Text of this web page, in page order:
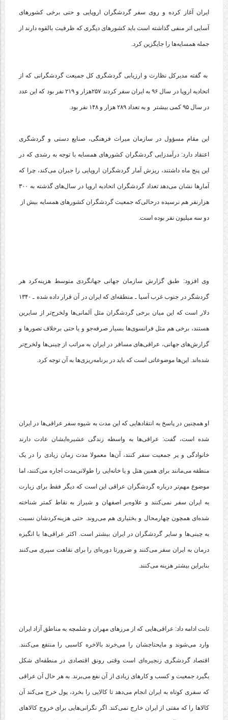
ایران آغاز کرده و روی سفر گردشگران اروپایی و حتی برخی کشورهای
آسایی اثر منفی گذاشته است باید کشورهای دیگری که ظرفیت بالقوه دارند از
جمله همسایه‌ها را جایگزین کرد.
به گفته مدیرکل نظارت و ارزیابی گردشگری ‌کل جمیعت گردشگرانی که از
اتحادیه اروپا در سال ۹۶ به ایران سفر کردند ۲۵۷هزار و ۲۱۹ نفر بود که این عدد
در سال ۹۵ کمی بیشتر و به تعداد ۲۸۹ هزار و ۱۴۸ نفر بود.
این مقام مسؤول در سازمان میراث فرهنگی، صنایع دستی و گردشگری
اعتقاد دارد: درآمدزایی گردشگران کشورهای همسایه با توجه به رشدی که در
این پنج ماه داشتند، ریزش آمار گردشگران اروپایی را جبران می‌کند، چرا که
آمارها نشان می‌دهد تعداد گردشگران اتحادیه اروپا در سال‌های گذشته به ۳۰۰
هزارنفر هم نرسیده درحالی‌که جمعیت گردشگران کشورهای همسایه بیش از
دو سه میلیون نفر بوده است.
وی افزود: طبق گزارش سازمان جهانی جهانگردی متوسط هزینه‌کرد هر
گردشگر در جنوب غرب آسیا ـ منطقه‌ای که ایران در آن قرار داده شده ـ ۱۳۴۰
دلار است که این میان برخی گردشگران مثل آلمانی‌ها ولخرج‌تر از سایرین
هستند، برخی هم مثل فرانسوی‌ها بسیار صرفه‌جو و یا حتی برخلاف تصورها و
گزارش‌های جهانی، عراقی‌های مسافر در ایران به مراتب از چینی‌ها ولخرج‌تر
شده‌اند. این‌ها موضوعاتی است که باید در برنامه‌ریزی‌ها به آن توجه کرد.
او همچنین در پاسخ به انتقادهایی که این مدت به شیوه سفر عراقی‌ها در ایران
شده است، گفت:‌ عراقی‌ها به واسطه زندگی عشیره‌ایشان عادت دارند
خانوادگی و پر جمعیت سفر کنند، آن‌ها معمولا مدت زمان زیادی را در یک
منطقه می‌مانند برای همین هتل‌ و یا خانه‌ایی را طولانی‌مدت اجاره می‌کنند، اما
موضوع مهم‌تر درباره گردشگران عراقی این است که دیگر فقط برای زیارت
به ایران سفر نمی‌کنند و علاوه‌بر اصفهان و شیراز به نقاط کمتر شناخته
شده‌ای همچون چهارمحال و بختیاری هم می‌روند. حتی هزینه‌کردشان نسبت
به چینی‌ها و سایر گردشگران در ایران بیشتر است. اکثر عراقی‌ها با انگیزه
درمان به ایران سفر می‌کنند و ضرورتا دوره‌ای را برای نقاهت سپری می‌کنند
بنابراین بیشتر هزینه می‌کنند.
ثابت ادامه داد: عراقی‌هایی که از مرزهای مهران و شلمچه به مناطق آزاد ایران
وارد می‌شوند و مایحتاجشان را می‌خرند بالاخره کاسبی را منتفع می‌کنند.
اقتصاد گردشگری زنجیره‌ای است وقتی رونق اقتصادی در منطقه‌ای شکل
بگیرد جمعیت و کسب و کارهای زیادی از آن نفع می‌برند. به هر حال آن عراقی
که سفری کوتاه به ایران انجام می‌دهد تا کالایی را بخرد، پول خرج می‌کند آن
کالاها را که مفتی از ایران خارج نمی‌کند. اگر نگرانی‌هایی برای خروج کالاهای